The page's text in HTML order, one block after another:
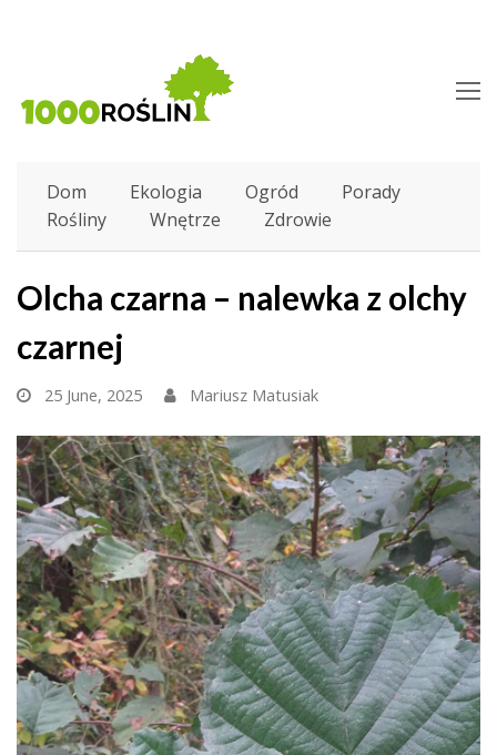
Dom Ekologia Ogród
Porady
Rośliny
Wnętrze Zdrowie
Olcha czarna – nalewka z olchy
czarnej
25 June, 2025 Mariusz Matusiak